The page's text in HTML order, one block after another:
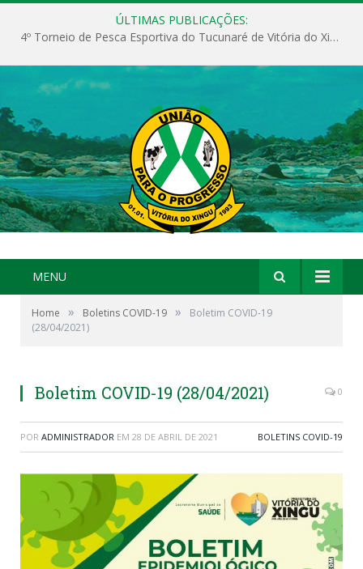
ÚLTIMAS PUBLICAÇÕES:
4º Torneio de Pesca Esportiva do Tucunaré de Vitória do Xingu
MENU
Home » Boletins COVID-19 »
Boletim COVID-19
(28/04/2021)
Boletim COVID-19 (28/04/2021) 0
POR ADMINISTRADOR EM 28 DE ABRIL DE 2021 BOLETINS COVID-19